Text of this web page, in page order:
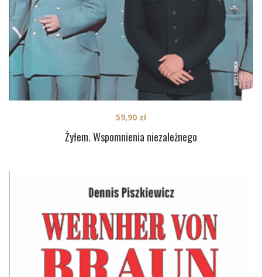
Żyłem. Wspomnienia niezależnego
59,90 zł